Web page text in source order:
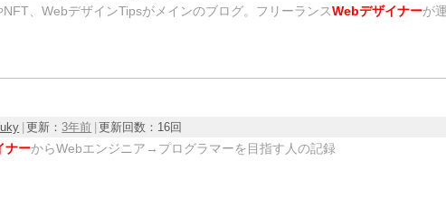
NFT、WebデザインTipsがメインのブログ。フリーランスWebデザイナーが
更新： 3年前 更新回数： 16回
ナーからWebエンジニア→プログラマーを目指す人の記録